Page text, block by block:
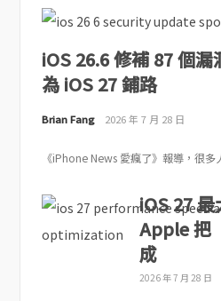
iOS 26.6 修補 87 個
為 iOS 27 鋪路
Brian Fang 2026 年 7 月 28 日
《iPhone News 愛瘋了》報導，很多
iOS 27 最
Apple 把
成
2026 年 7 月 28 日